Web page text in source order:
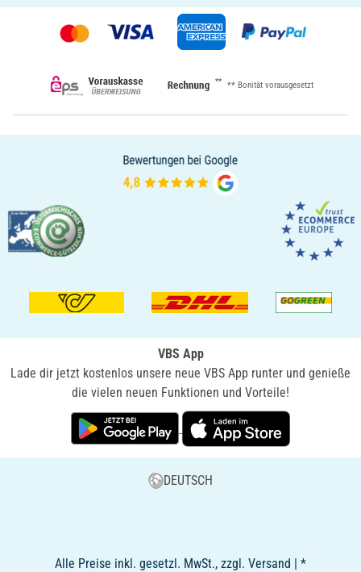
** ** Bonität vorausgesetzt
VBS App
Lade dir jetzt kostenlos unsere neue VBS App runter und genieße
die vielen neuen Funktionen und Vorteile!
DEUTSCH
Alle Preise inkl. gesetzl. MwSt., zzgl. Versand | *